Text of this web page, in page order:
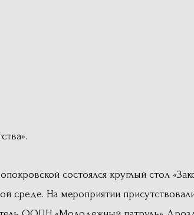
состоялся круглый стол
среде. На мероприятии